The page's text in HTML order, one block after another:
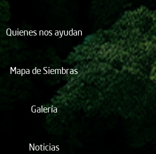
Quienes nos ayudan
Mapa de Siembras
Galería
Noticias